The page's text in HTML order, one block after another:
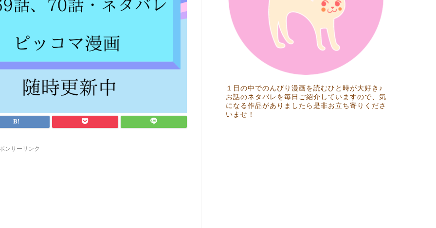
ンサーリンク
１日の中でのんびり漫画を読むひと時が大好き♪
お話のネタバレを毎日ご紹介していますので、気
になる作品がありましたら是非お立ち寄りくださ
いませ！